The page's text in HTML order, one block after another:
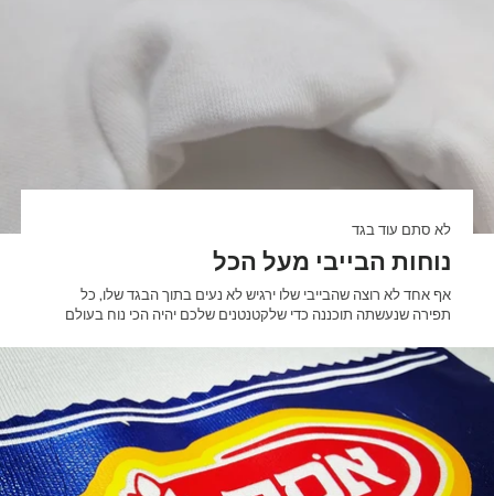
לא סתם עוד בגד
נוחות הבייבי מעל הכל
אף אחד לא רוצה שהבייבי שלו ירגיש לא נעים בתוך הבגד שלו, כל
תפירה שנעשתה תוכננה כדי שלקטנטנים שלכם יהיה הכי נוח בעולם